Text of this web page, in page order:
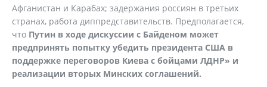
Афганистан и Карабах; задержания россиян в третьих
странах, работа диппредставительств. Предполагается,
что Путин в ходе дискуссии с Байденом может
предпринять попытку убедить президента США в
поддержке переговоров Киева с бойцами ЛДНР» и
реализации вторых Минских соглашений.